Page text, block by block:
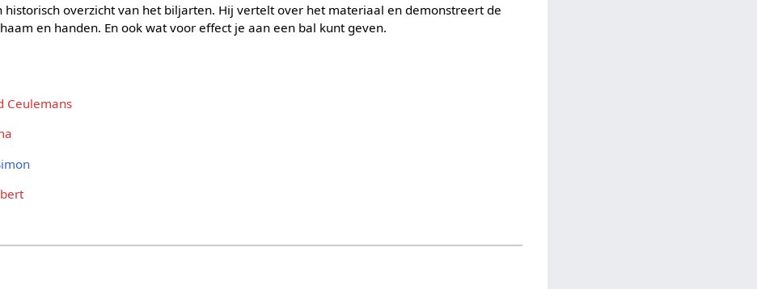
historisch overzicht van het biljarten. Hij vertelt over het materiaal en demonstreert de
en handen. En ook wat voor effect je aan een bal kunt geven.
Ceulemans